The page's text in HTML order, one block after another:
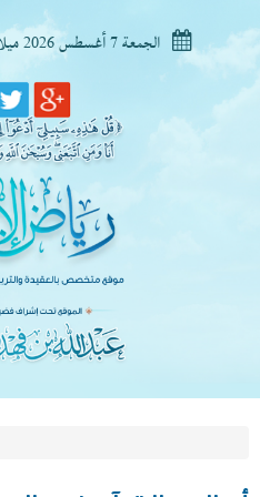
الجمعة 7 أغسطس 2026 ميلادى - 22 صفر 1448 هجرى